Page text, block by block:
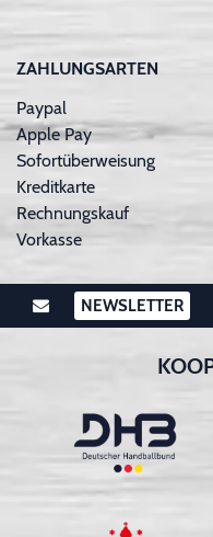
ZAHLUNGSARTEN
Paypal
Apple Pay
Sofortüberweisung
Kreditkarte
Rechnungskauf
Vorkasse
NEWSLETTER